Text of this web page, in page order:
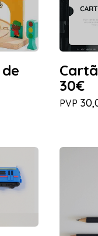
30€
PVP